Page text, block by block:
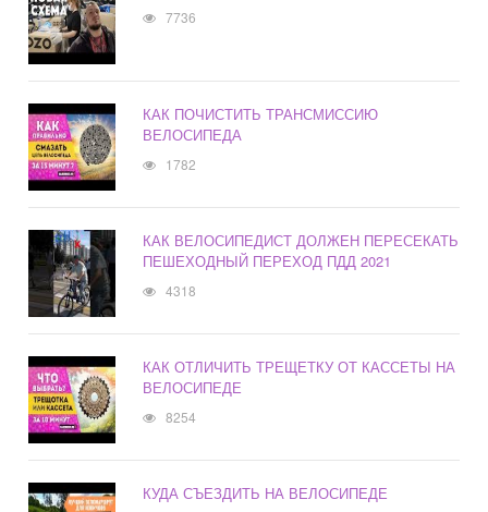
7736
КАК ПОЧИСТИТЬ ТРАНСМИССИЮ
ВЕЛОСИПЕДА
1782
КАК ВЕЛОСИПЕДИСТ ДОЛЖЕН ПЕРЕСЕКАТЬ
ПЕШЕХОДНЫЙ ПЕРЕХОД ПДД 2021
4318
КАК ОТЛИЧИТЬ ТРЕЩЕТКУ ОТ КАССЕТЫ НА
ВЕЛОСИПЕДЕ
8254
КУДА СЪЕЗДИТЬ НА ВЕЛОСИПЕДЕ